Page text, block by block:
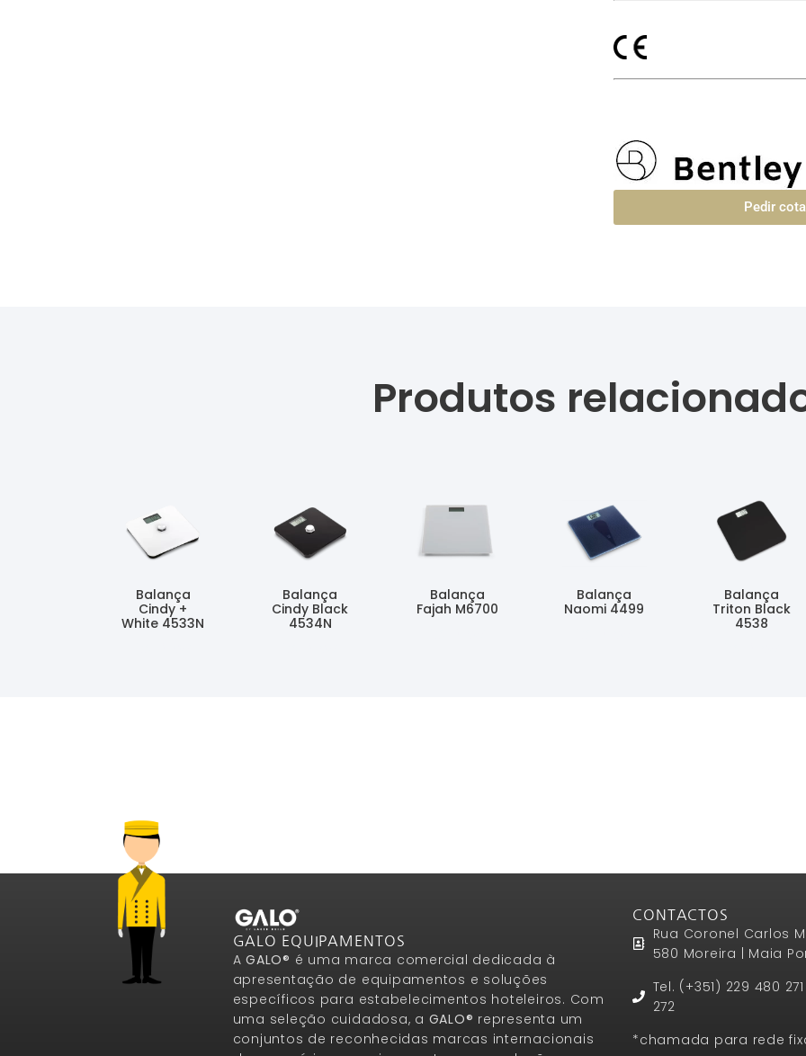
Pedir
Produtos
Balança
Cindy +
White 4533N
Balança
Cindy Black
4534N
Balança
Fajah M6700
Balança
Naomi 4499
Balança
Triton Black
4538
GALO EQUIPAMENTOS
AGALO® é uma marca comercial dedicada à
apresentação de equipamentos e soluções
específicos para estabelecimentos hoteleiros. Com
uma seleção cuidadosa, a GALO® representa um
conjuntos de reconhecidas marcas internacionais
CONTACTOS
Rua Coronel Carlos
580 Moreira | Maia
Tel. (+351) 229 480
272
*chamada para rede